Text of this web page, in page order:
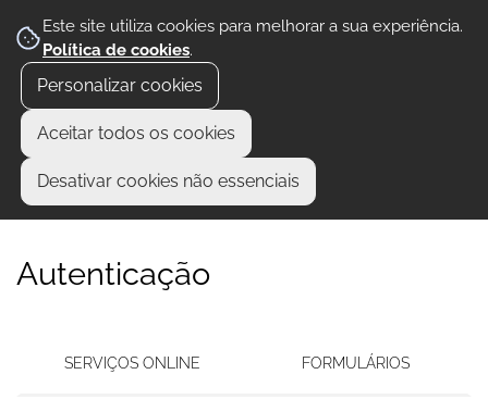
Este site utiliza cookies para melhorar a sua experiência.
Política de cookies.
Personalizar cookies
Aceitar todos os cookies
Desativar cookies não essenciais
Autenticação
SERVIÇOS ONLINE FORMULÁRIOS